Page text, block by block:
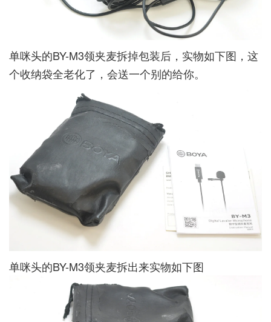
单咪头的BY-M3领夹麦拆掉包装后，实物如下图，这
个收纳袋全老化了，会送一个别的给你。
单咪头的BY-M3领夹麦拆出来实物如下图